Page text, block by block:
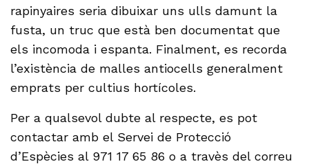
rapinyaires seria dibuixar uns ulls damunt la
fusta, un truc que està ben documentat que
els incomoda i espanta. Finalment, es recorda
l’existència de malles antiocells generalment
emprats per cultius hortícoles.
Per a qualsevol dubte al respecte, es pot
contactar amb el Servei de Protecció
d’Espècies al 971 17 65 86 o a travès del correu